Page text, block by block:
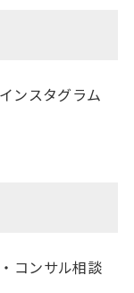
インスタグラム
コンサル相談